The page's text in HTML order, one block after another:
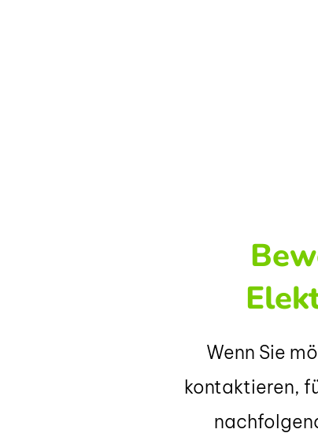
Wenn Sie
kontaktieren,